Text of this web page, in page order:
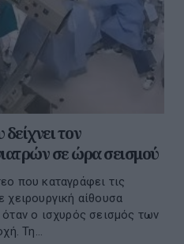
τον
σε ώρα σεισμού
που καταγράφει τις
χειρουργική αίθουσα
ο ισχυρός σεισμός των
Τη...